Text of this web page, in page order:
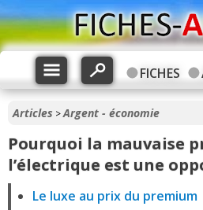
FICHES
Articles >Argent - économie
Pourquoi la mauvaise
l’électrique est une
Le luxe au prix du premium